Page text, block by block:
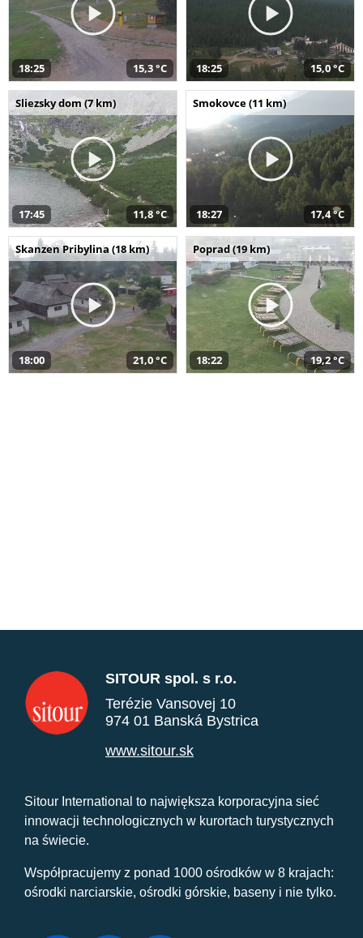
18:25 15,3 °C 18:25 15,0 °C
Sliezsky dom (7 km)
17:45 11,8 °C
Smokovce (11 km)
18:27 17,4 °C
Skanzen Pribylina (18 km)
18:00 21,0 °C
Poprad (19 km)
18:22 19,2 °C
SITOUR spol. s r.o.
Terézie Vansovej 10
974 01 Banská Bystrica
www.sitour.sk
Sitour International to największa korporacyjna sieć
innowacji technologicznych w kurortach turystycznych
na świecie.
Współpracujemy z ponad 1000 ośrodków w 8 krajach:
ośrodki narciarskie, ośrodki górskie, baseny i nie tylko.